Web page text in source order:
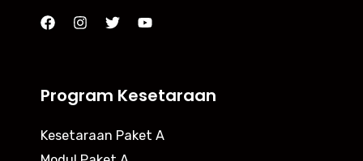
Program Kesetaraan
Kesetaraan Paket A